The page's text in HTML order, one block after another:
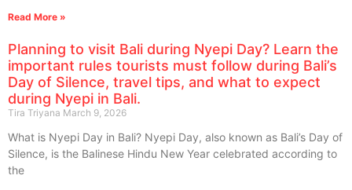
Read More »
Planning to visit Bali during Nyepi Day? Learn the
important rules tourists must follow during Bali’s
Day of Silence, travel tips, and what to expect
during Nyepi in Bali.
Tira Triyana March 9, 2026
What is Nyepi Day in Bali? Nyepi Day, also known as Bali’s Day of
Silence, is the Balinese Hindu New Year celebrated according to
the